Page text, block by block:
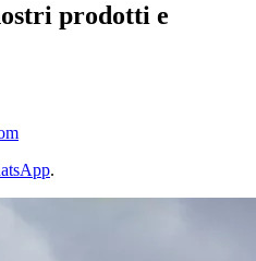
prodotti e
.